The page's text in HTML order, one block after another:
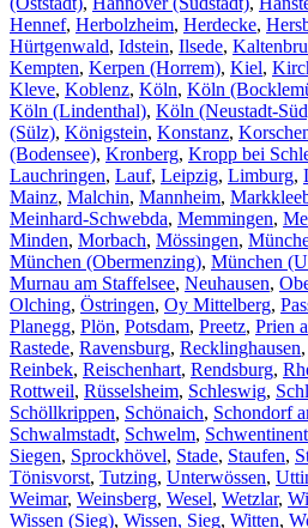
Hennef, Herbolzheim, Herdecke,
Hürtgenwald, Idstein, Ilsede,
Kempten, Kerpen (Horrem), Kiel,
Kleve, Koblenz, Köln, Köln
Köln (Lindenthal), Köln (Neustadt-
(Sülz), Königstein, Konstanz,
(Bodensee), Kronberg, Kropp bei
Lauchringen, Lauf, Leipzig, Limburg,
Mainz, Malchin, Mannheim,
Meinhard-Schwebda, Memmingen,
Minden, Morbach, Mössingen,
München (Obermenzing), München
Murnau am Staffelsee, Neuhausen,
Olching, Östringen, Oy Mittelberg,
Planegg, Plön, Potsdam, Preetz, Prien
Rastede, Ravensburg, Recklinghausen,
Reinbek, Reischenhart, Rendsburg,
Rottweil, Rüsselsheim, Schleswig,
Schöllkrippen, Schönaich, Schondorf
Schwalmstadt, Schwelm,
Siegen, Sprockhövel, Stade, Staufen,
Tönisvorst, Tutzing, Unterwössen,
Weimar, Weinsberg, Wesel, Wetzlar,
Wissen (Sieg), Wissen, Sieg, Witten,